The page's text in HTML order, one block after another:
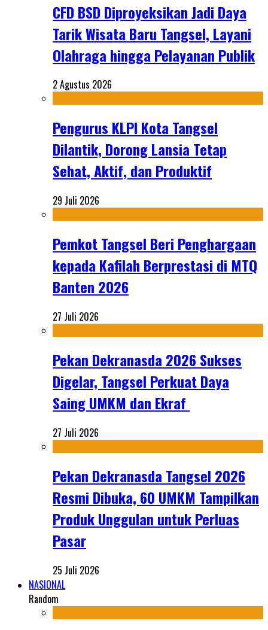
CFD BSD Diproyeksikan Jadi Daya
Tarik Wisata Baru Tangsel, Layani
Olahraga hingga Pelayanan Publik
2 Agustus 2026
Pengurus KLPI Kota Tangsel
Dilantik, Dorong Lansia Tetap
Sehat, Aktif, dan Produktif
29 Juli 2026
Pemkot Tangsel Beri Penghargaan
kepada Kafilah Berprestasi di MTQ
Banten 2026
27 Juli 2026
Pekan Dekranasda 2026 Sukses
Digelar, Tangsel Perkuat Daya
Saing UMKM dan Ekraf
27 Juli 2026
Pekan Dekranasda Tangsel 2026
Resmi Dibuka, 60 UMKM Tampilkan
Produk Unggulan untuk Perluas
Pasar
25 Juli 2026
NASIONAL
Random